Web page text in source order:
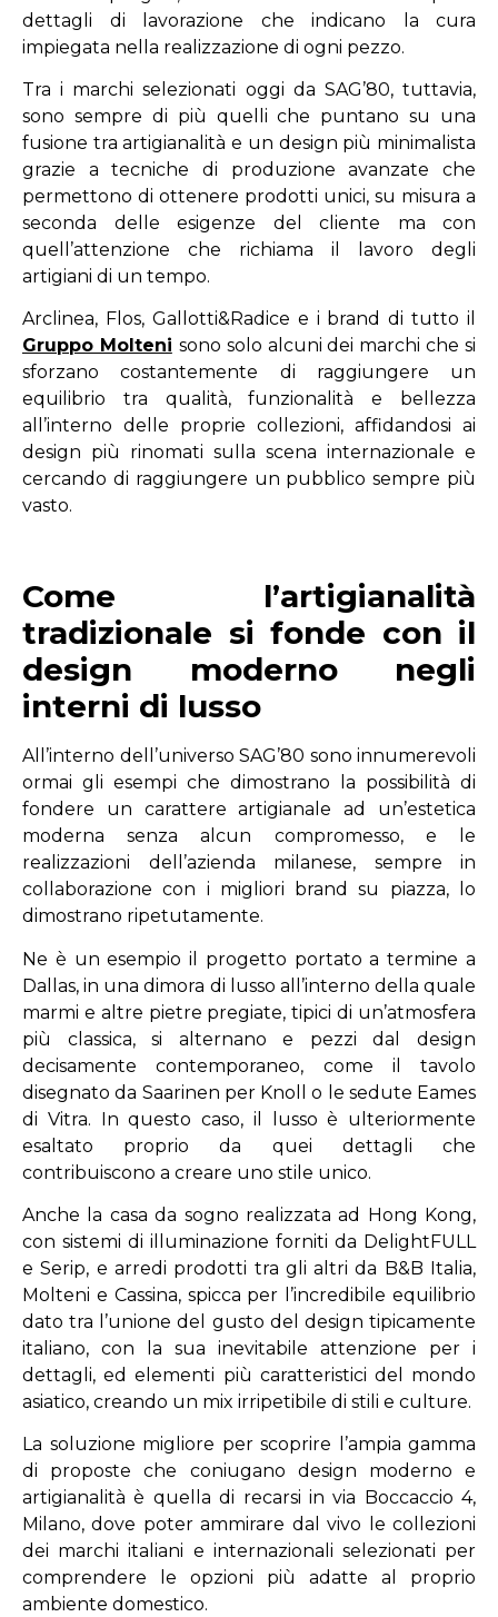
dettagli di lavorazione che indicano la cura
impiegata nella realizzazione di ogni pezzo.
Tra i marchi selezionati oggi da SAG’80, tuttavia,
sono sempre di più quelli che puntano su una
fusione tra artigianalità e un design più minimalista
grazie a tecniche di produzione avanzate che
permettono di ottenere prodotti unici, su misura a
seconda delle esigenze del cliente ma con
quell’attenzione che richiama il lavoro degli
artigiani di un tempo.
Arclinea, Flos, Gallotti&Radice e i brand di tutto il
Gruppo Molteni sono solo alcuni dei marchi che si
sforzano costantemente di raggiungere un
equilibrio tra qualità, funzionalità e bellezza
all’interno delle proprie collezioni, affidandosi ai
design più rinomati sulla scena internazionale e
cercando di raggiungere un pubblico sempre più
vasto.
Come l’artigianalità
tradizionale si fonde con il
design moderno negli
interni di lusso
All’interno dell’universo SAG’80 sono innumerevoli
ormai gli esempi che dimostrano la possibilità di
fondere un carattere artigianale ad un’estetica
moderna senza alcun compromesso, e le
realizzazioni dell’azienda milanese, sempre in
collaborazione con i migliori brand su piazza, lo
dimostrano ripetutamente.
Ne è un esempio il progetto portato a termine a
Dallas, in una dimora di lusso all’interno della quale
marmi e altre pietre pregiate, tipici di un’atmosfera
più classica, si alternano e pezzi dal design
decisamente contemporaneo, come il tavolo
disegnato da Saarinen per Knoll o le sedute Eames
di Vitra. In questo caso, il lusso è ulteriormente
esaltato proprio da quei dettagli che
contribuiscono a creare uno stile unico.
Anche la casa da sogno realizzata ad Hong Kong,
con sistemi di illuminazione forniti da DelightFULL
e Serip, e arredi prodotti tra gli altri da B&B Italia,
Molteni e Cassina, spicca per l’incredibile equilibrio
dato tra l’unione del gusto del design tipicamente
italiano, con la sua inevitabile attenzione per i
dettagli, ed elementi più caratteristici del mondo
asiatico, creando un mix irripetibile di stili e culture.
La soluzione migliore per scoprire l’ampia gamma
di proposte che coniugano design moderno e
artigianalità è quella di recarsi in via Boccaccio 4,
Milano, dove poter ammirare dal vivo le collezioni
dei marchi italiani e internazionali selezionati per
comprendere le opzioni più adatte al proprio
ambiente domestico.